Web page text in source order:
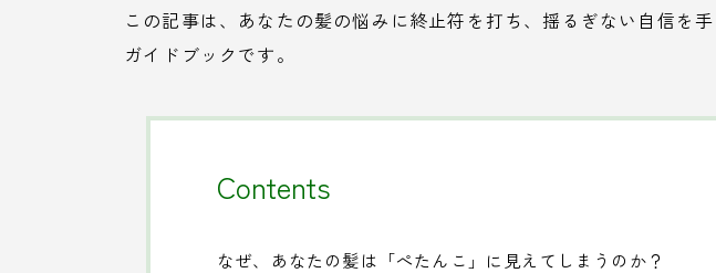
この記事は、あなたの髪の悩みに終止符を打ち、揺るぎない自信を
ガイドブックです。
Contents
なぜ、あなたの髪は「ぺたんこ」に見えてしまうのか？